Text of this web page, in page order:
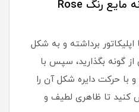
راهنمای استفاده رژگونه مایع رنگ Rose
اپلیکاتور برداشته و به شکل
گونه بگذارید، سپس با
با حرکت دایره شکل آن را
کنید تا ظاهری لطیف و